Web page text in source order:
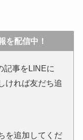
を配信中！
記事をLINEに
ければ友だち追
を追加してくだ